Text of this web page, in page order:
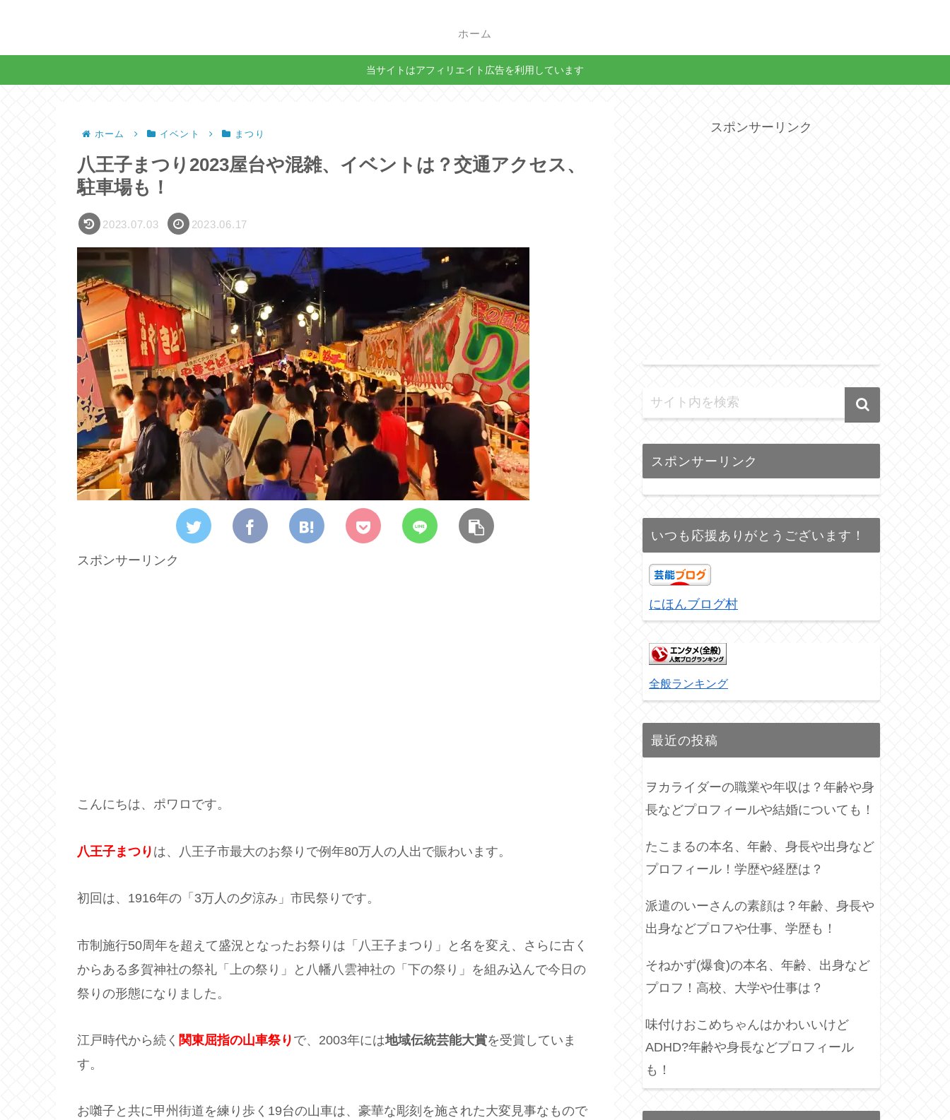
ホーム
当サイトはアフィリエイト広告を利用しています
ホーム イベント まつり
八王子まつり2023屋台や混雑、イベントは？交通アクセス、
駐車場も！
2023.07.03 2023.06.17
スポンサーリンク
こんにちは、ポワロです。
八王子まつり は、八王子市最大のお祭りで例年80万人の人出で賑わいます。
初回は、1916年の「3万人の夕涼み」市民祭りです。
市制施行50周年を超えて盛況となったお祭りは「八王子まつり」と名を変え、さらに古く
からある多賀神社の祭礼「上の祭り」と八幡八雲神社の「下の祭り」を組み込んで今日の
祭りの形態になりました。
江戸時代から続く 関東屈指の山車祭り で、2003年には地域伝統芸能大賞を受賞していま
す。
お囃子と共に甲州街道を練り歩く19台の山車は、豪華な彫刻を施された大変見事なもので
スポンサーリンク
スポンサーリンク
いつも応援ありがとうございます！
にほんブログ村
全般ランキング
最近の投稿
ヲカライダーの職業や年収は？年齢や身
長などプロフィールや結婚についても！
たこまるの本名、年齢、身長や出身など
プロフィール！学歴や経歴は？
派遣のいーさんの素顔は？年齢、身長や
出身などプロフや仕事、学歴も！
そねかず(爆食)の本名、年齢、出身など
プロフ！高校、大学や仕事は？
味付けおこめちゃんはかわいいけど
ADHD?年齢や身長などプロフィール
も！